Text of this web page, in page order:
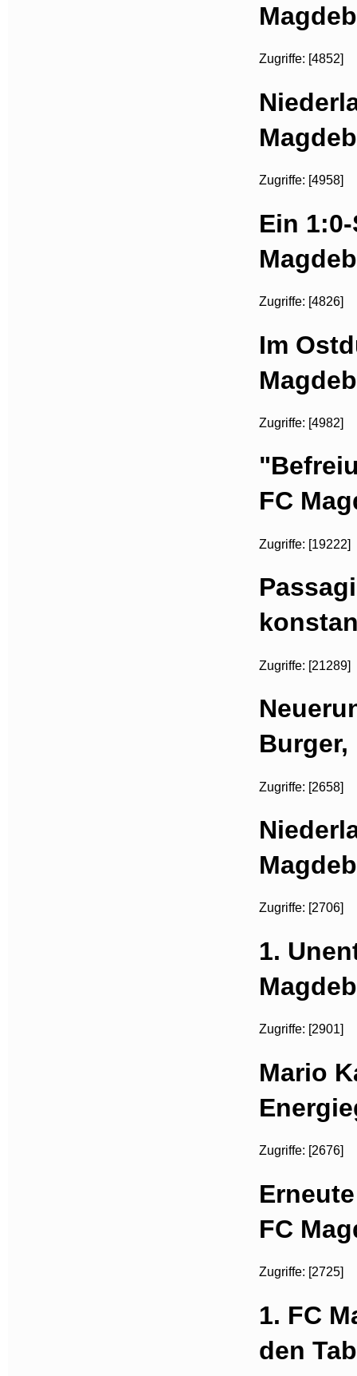
Zugriffe: [4852]
Zugriffe: [4958]
Ein
Zugriffe: [4826]
Im
Zugriffe: [4982]
FC
Zugriffe: [19222]
Zugriffe: [21289]
Burger,
Zugriffe: [2658]
Zugriffe: [2706]
1.
Zugriffe: [2901]
Mario
Zugriffe: [2676]
FC
Zugriffe: [2725]
1. FC
den